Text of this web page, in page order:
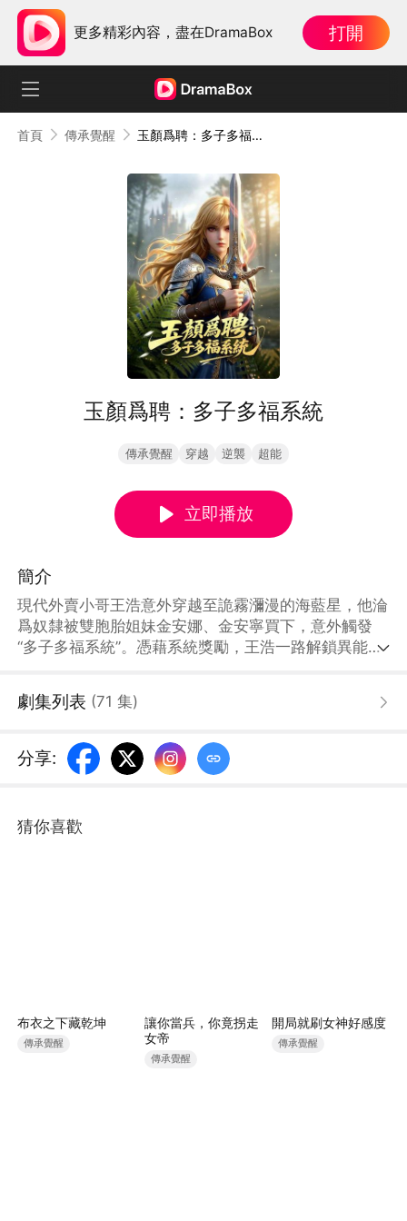
更多精彩內容，盡在DramaBox 打開
首頁 傳承覺醒 玉顏爲聘：多子多福系統
玉顏爲聘：多子多福系統
傳承覺醒 穿越 逆襲 超能
立即播放
簡介
現代外賣小哥王浩意外穿越至詭霧瀰漫的海藍星，他淪
爲奴隸被雙胞胎姐妹金安娜、金安寧買下，意外觸發
“多子多福系統”。憑藉系統獎勵，王浩一路解鎖異能、
逆襲爲人皇，他斬殺異獸、淨化迷霧，最終驅散籠罩世
的未知挑戰。
劇集列表 (71 集)
分享:
猜你喜歡
布衣之下藏乾坤
傳承覺醒
讓你當兵，你竟拐走
女帝
傳承覺醒
開局就刷女神好感度
傳承覺醒